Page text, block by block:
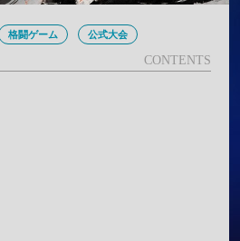
格闘ゲーム 公式大会